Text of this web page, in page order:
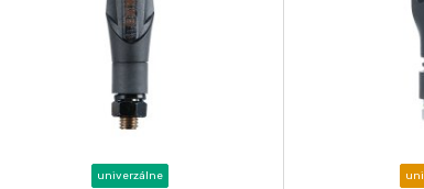
univerzálne